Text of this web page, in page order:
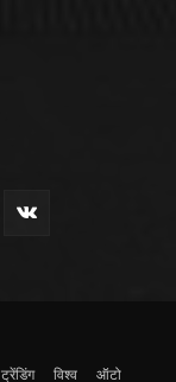
ट्रेंडिंग विश्व ऑटो